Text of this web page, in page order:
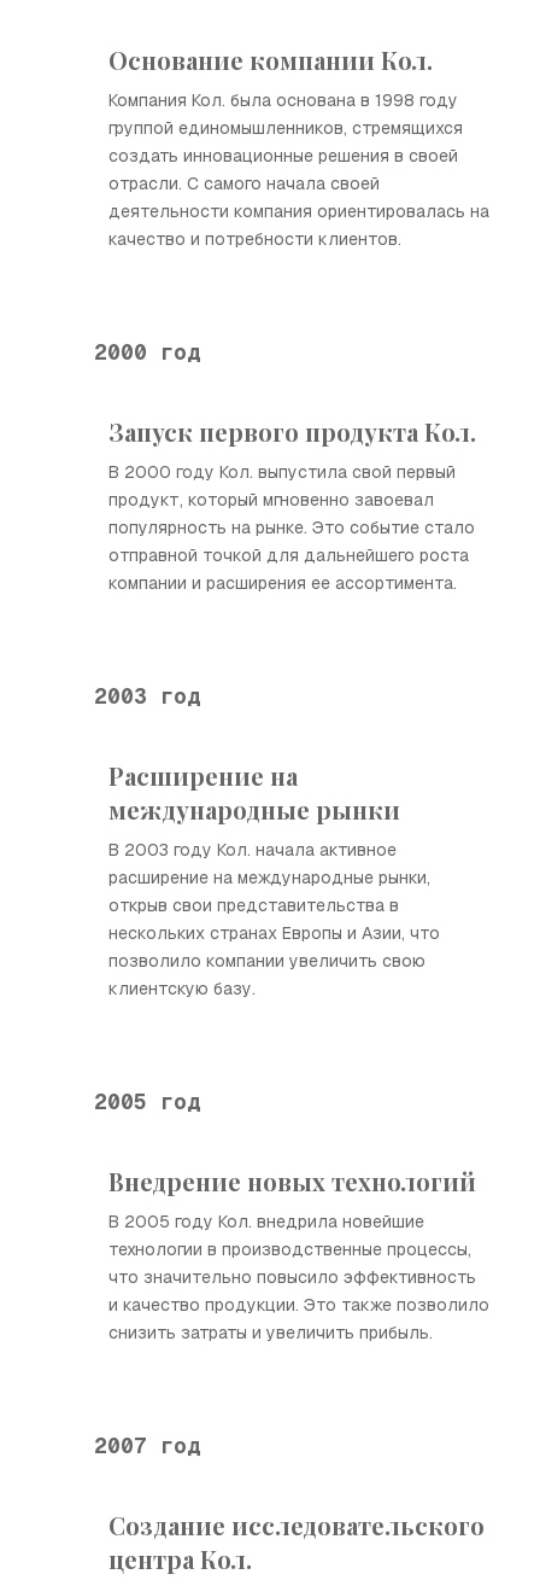
Основание компании Кол.
Компания Кол. была основана в 1998 году
группой единомышленников, стремящихся
создать инновационные решения в своей
отрасли. С самого начала своей
деятельности компания ориентировалась на
качество и потребности клиентов.
2000 год
Запуск первого продукта Кол.
В 2000 году Кол. выпустила свой первый
продукт, который мгновенно завоевал
популярность на рынке. Это событие стало
отправной точкой для дальнейшего роста
компании и расширения ее ассортимента.
2003 год
Расширение на
международные рынки
В 2003 году Кол. начала активное
расширение на международные рынки,
открыв свои представительства в
нескольких странах Европы и Азии, что
позволило компании увеличить свою
клиентскую базу.
2005 год
Внедрение новых технологий
В 2005 году Кол. внедрила новейшие
технологии в производственные процессы,
что значительно повысило эффективность
и качество продукции. Это также позволило
снизить затраты и увеличить прибыль.
2007 год
Создание исследовательского
центра Кол.